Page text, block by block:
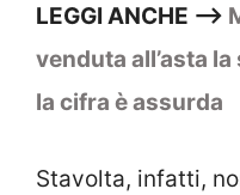
LEGGI ANCHE –>
venduta all’asta
la cifra è assurda
Stavolta, infatti,